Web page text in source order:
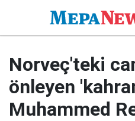
Norveç'teki
önleyen
Muhammed